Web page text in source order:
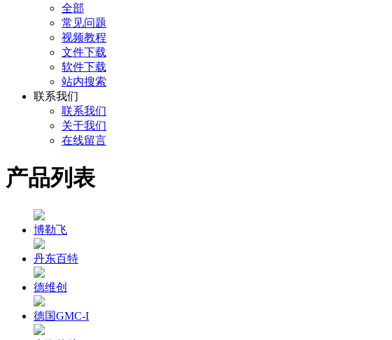
全部
常见问题
视频教程
文件下载
软件下载
站内搜索
联系我们
联系我们
关于我们
在线留言
产品列表
博勒飞
丹东百特
德维创
德国GMC-I